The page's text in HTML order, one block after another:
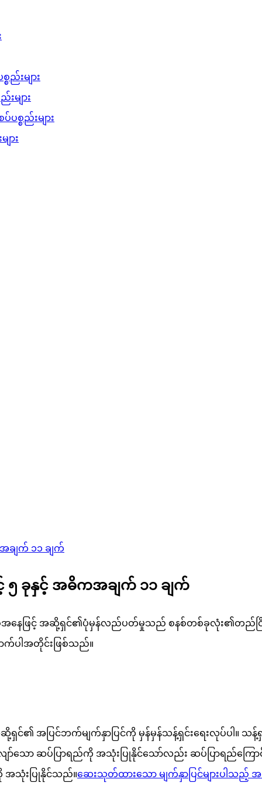
စည်းများ
းများ
ပစ္စည်းများ
ား
ချက် ၁၁ ချက်
၅ ခုနှင့် အဓိကအချက် ၁၁ ချက်
နေဖြင့် အဆို့ရှင်၏ပုံမှန်လည်ပတ်မှုသည် စနစ်တစ်ခုလုံး၏တည်င
က်ပါအတိုင်းဖြစ်သည်။
ရှင်၏ အပြင်ဘက်မျက်နှာပြင်ကို မှန်မှန်သန့်ရှင်းရေးလုပ်ပါ။
သော ဆပ်ပြာရည်ကို အသုံးပြုနိုင်သော်လည်း ဆပ်ပြာရည်ကြောင့်
အသုံးပြုနိုင်သည်။ဆေးသုတ်ထားသော မျက်နှာပြင်များပါသည့်